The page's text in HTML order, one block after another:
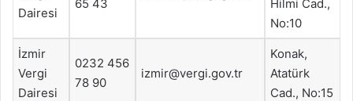
Dairesi
65 43
Hilmi Cad.,
No:10
İzmir
Vergi
Dairesi
0232 456
78 90
izmir@vergi.gov.tr
Konak,
Atatürk
Cad., No:15